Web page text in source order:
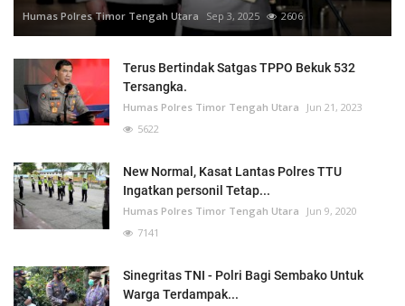
Humas Polres Timor Tengah Utara Sep 3, 2025 2606
Terus Bertindak Satgas TPPO Bekuk 532
Tersangka.
Humas Polres Timor Tengah Utara
Jun 21, 2023
5622
New Normal, Kasat Lantas Polres TTU
Ingatkan personil Tetap...
Humas Polres Timor Tengah Utara
Jun 9, 2020
7141
Sinegritas TNI - Polri Bagi Sembako Untuk
Warga Terdampak...